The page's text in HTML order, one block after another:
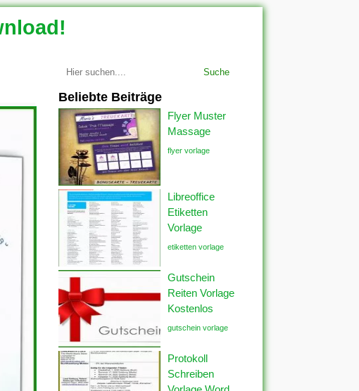
Suche
Beliebte Beiträge
Flyer Muster
Massage
flyer vorlage
Libreoffice
Etiketten
Vorlage
etiketten vorlage
Gutschein
Reiten Vorlage
Kostenlos
gutschein vorlage
Protokoll
Schreiben